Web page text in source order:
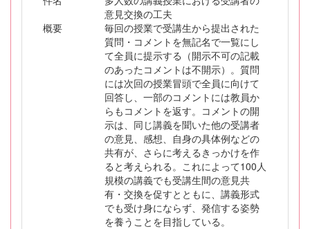
意見交換の工夫
概要
毎回の授業で受講生から提出された
質問・コメントを無記名で一覧にし
て全員に提示する（開示不可の記載
のあったコメントは不開示）。質問
には次回の授業冒頭で全員に向けて
回答し、一部のコメントには教員か
らもコメントを返す。コメントの開
示は、同じ講義を聞いた他の受講者
の意見、感想、自身の具体例などの
共有が、さらに考えるきっかけを作
ると考えられる。これによって100人
規模の講義でも受講生間の意見共
有・交換を促すとともに、講義形式
でも受け身にならず、発信する姿勢
を養うことを目指している。